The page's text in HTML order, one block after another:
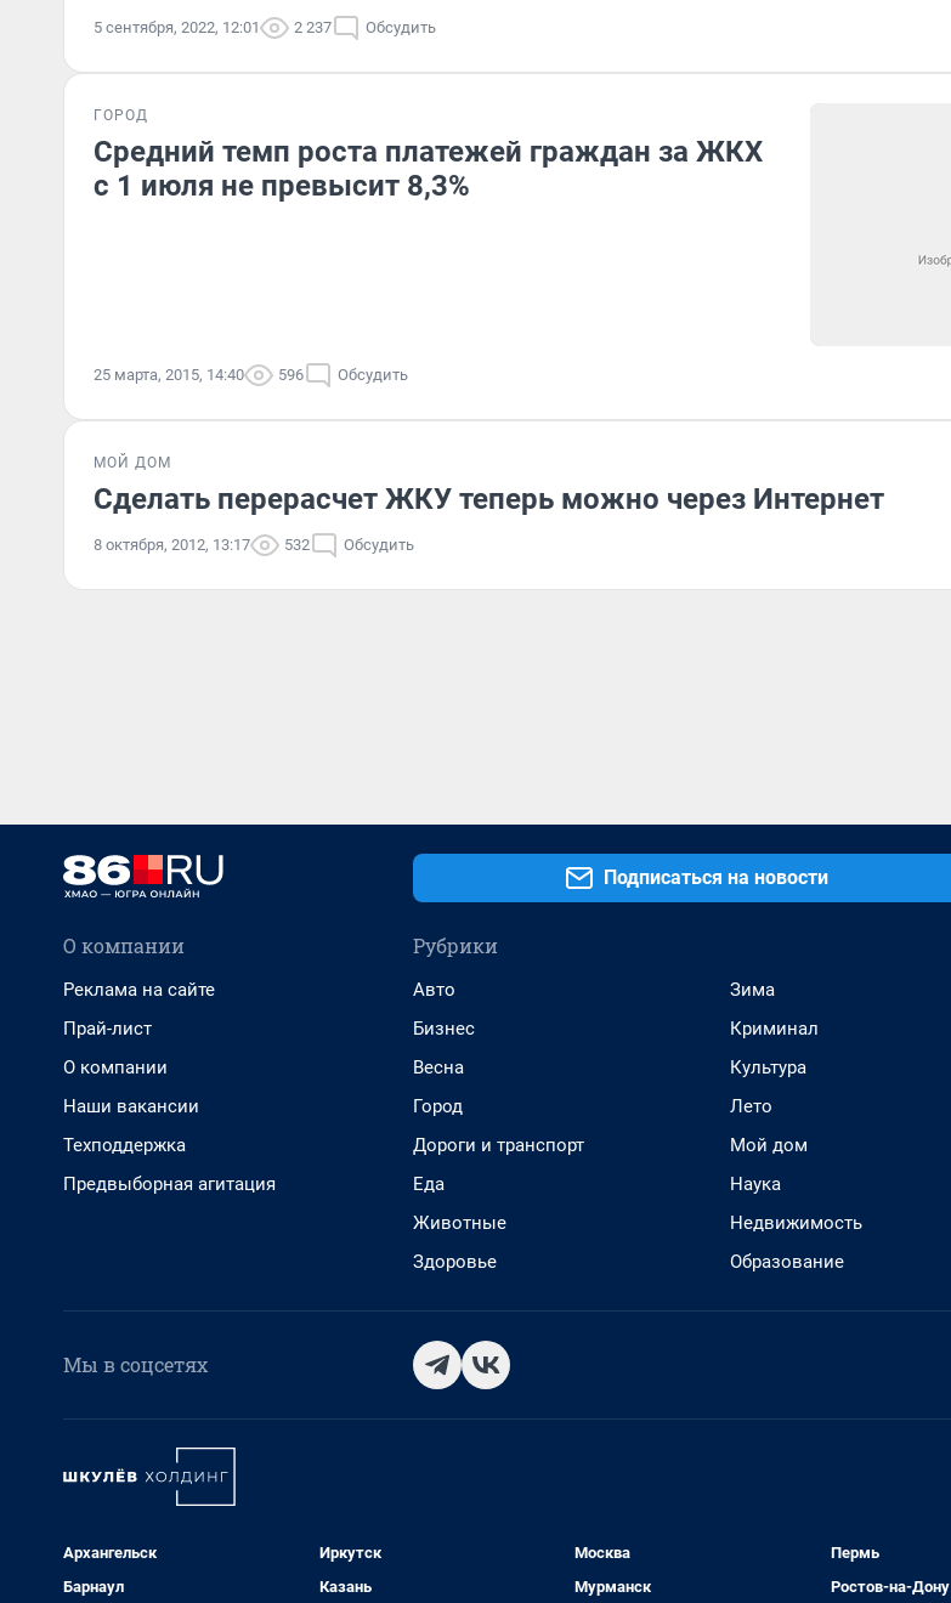
5 сентября, 2022, 12:01 2 237 Обсудить
ГОРОД
Средний темп роста платежей граждан за ЖКХ
с 1 июля не превысит 8,3%
25 марта, 2015, 14:40 596 Обсудить
МОЙ ДОМ
Сделать перерасчет ЖКУ теперь можно через Интернет
8 октября, 2012, 13:17 532 Обсудить
Подписаться на новости
О компании
Реклама на сайте
Прай-лист
О компании
Наши вакансии
Техподдержка
Предвыборная агитация
Рубрики
Авто
Бизнес
Весна
Город
Дороги и транспорт
Еда
Животные
Здоровье
Зима
Криминал
Культура
Лето
Мой дом
Наука
Недвижимость
Образование
Мы в соцсетях
Архангельск
Барнаул
Иркутск
Казань
Москва
Мурманск
Пермь
Ростов-на-Дону